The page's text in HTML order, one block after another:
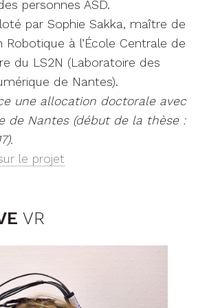
personnes ASD.
par Sophie Sakka, maître de
Robotique à l’École Centrale de
du LS2N (Laboratoire des
de Nantes).
une allocation doctorale avec
de Nantes (début de la thèse :
le projet
VR